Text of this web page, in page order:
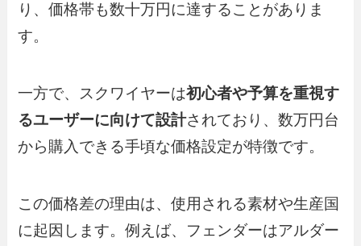
り、価格帯も数十万円に達することがありま
す。
一方で、スクワイヤーは初心者や予算を重視す
るユーザーに向けて設計されており、数万円台
から購入できる手頃な価格設定が特徴です。
この価格差の理由は、使用される素材や生産国
に起因します。例えば、フェンダーはアルダー